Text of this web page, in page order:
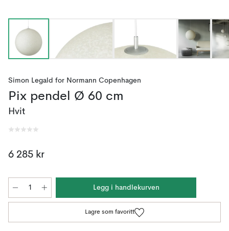
Simon Legald for Normann Copenhagen
Pix pendel Ø 60 cm
Hvit
6 285 kr
Legg i handlekurven
Lagre som favoritt